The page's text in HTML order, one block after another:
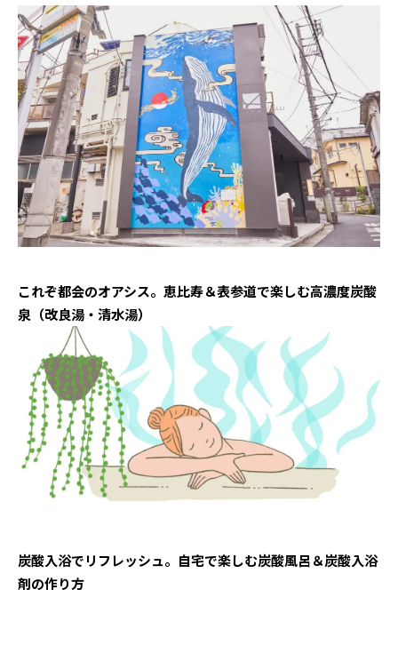
これぞ都会のオアシス。恵比寿＆表参道で楽しむ高濃度炭酸
泉（改良湯・清水湯）
炭酸入浴でリフレッシュ。自宅で楽しむ炭酸風呂＆炭酸入浴
剤の作り方